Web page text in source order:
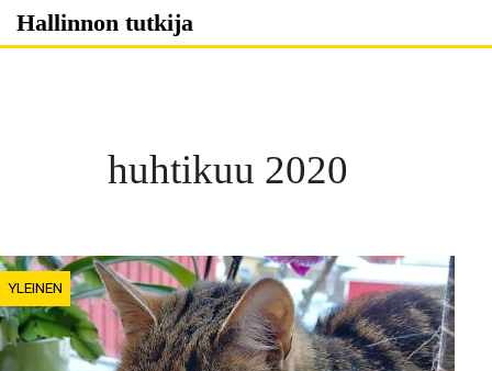
Skip
Hallinnon tutkija
huhtikuu 2020
YLEINEN